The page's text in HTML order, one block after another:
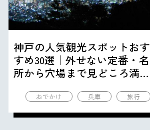
神戸の人気観光スポットおす
すめ30選｜外せない定番・名
所から穴場まで見どころ満載
おでかけ 兵庫 旅行